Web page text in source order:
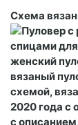
Схема